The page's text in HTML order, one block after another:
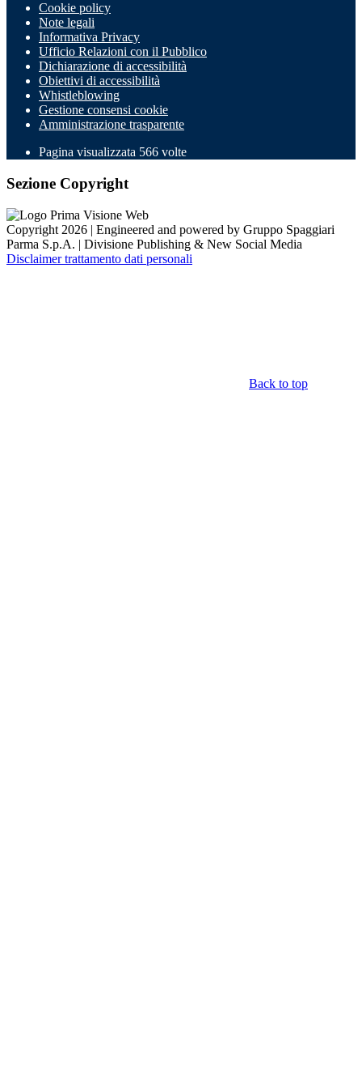
Cookie policy
Note legali
Informativa Privacy
Ufficio Relazioni con il Pubblico
Dichiarazione di accessibilità
Obiettivi di accessibilità
Whistleblowing
Gestione consensi cookie
Amministrazione trasparente
Pagina visualizzata 566 volte
Sezione Copyright
Copyright 2026 | Engineered and powered by Gruppo Spaggiari
Parma S.p.A. | Divisione Publishing & New Social Media
Disclaimer trattamento dati personali
Back to top